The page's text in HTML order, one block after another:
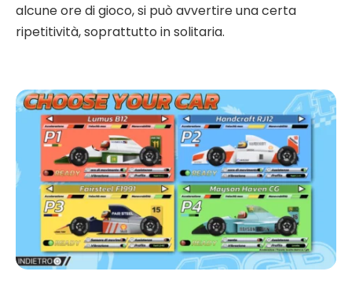
alcune ore di gioco, si può avvertire una certa
ripetitività, soprattutto in solitaria.